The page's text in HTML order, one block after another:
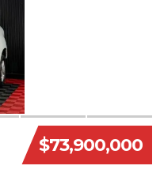
$73,900,000